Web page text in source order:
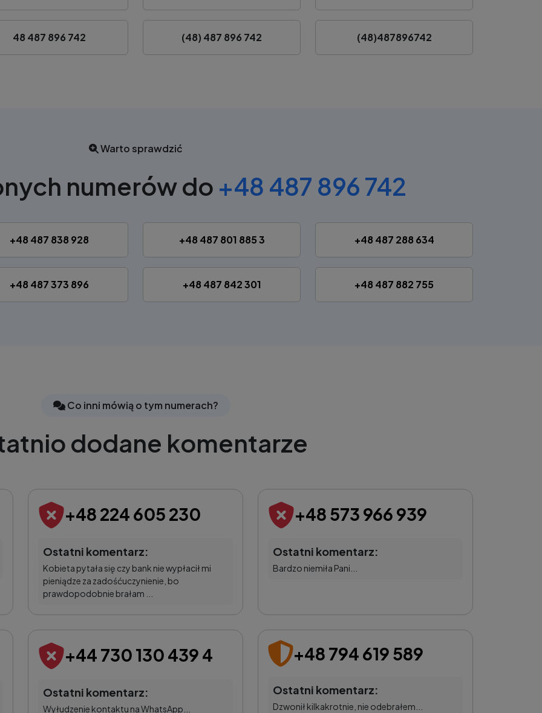
48 487 896 742 (48) 487 896 742 (48)487896742
Warto sprawdzić
numerów do +48 487 896 742
+48 487 838 928 +48 487 801 885 3 +48 487 288 634
+48 487 373 896 +48 487 842 301 +48 487 882 755
Co inni mówią o tym numerach?
dodane komentarze
+48 224 605 230
Ostatni komentarz:
Kobieta pytała się czy bank nie wypłacił mi
pieniądze za zadośćuczynienie, bo
prawdopodobnie brałam ...
+48 573 966 939
Ostatni komentarz:
Bardzo niemiła Pani...
+44 730 130 439 4
Ostatni komentarz:
Wyłudzenie kontaktu na WhatsApp...
+48 794 619 589
Ostatni komentarz:
Dzwonił kilkakrotnie, nie odebrałem...